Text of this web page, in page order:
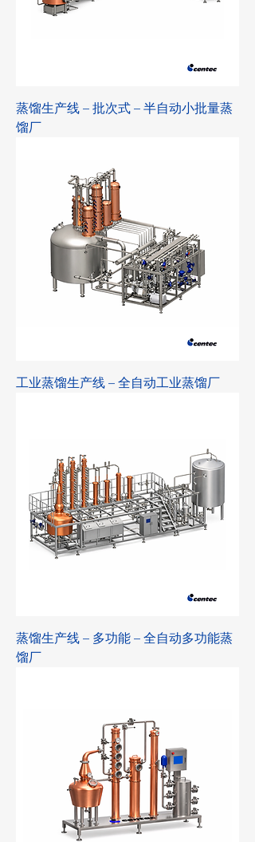
蒸馏生产线 – 批次式 – 半自动小批量蒸
馏厂
工业蒸馏生产线 – 全自动工业蒸馏厂
蒸馏生产线 – 多功能 – 全自动多功能蒸
馏厂